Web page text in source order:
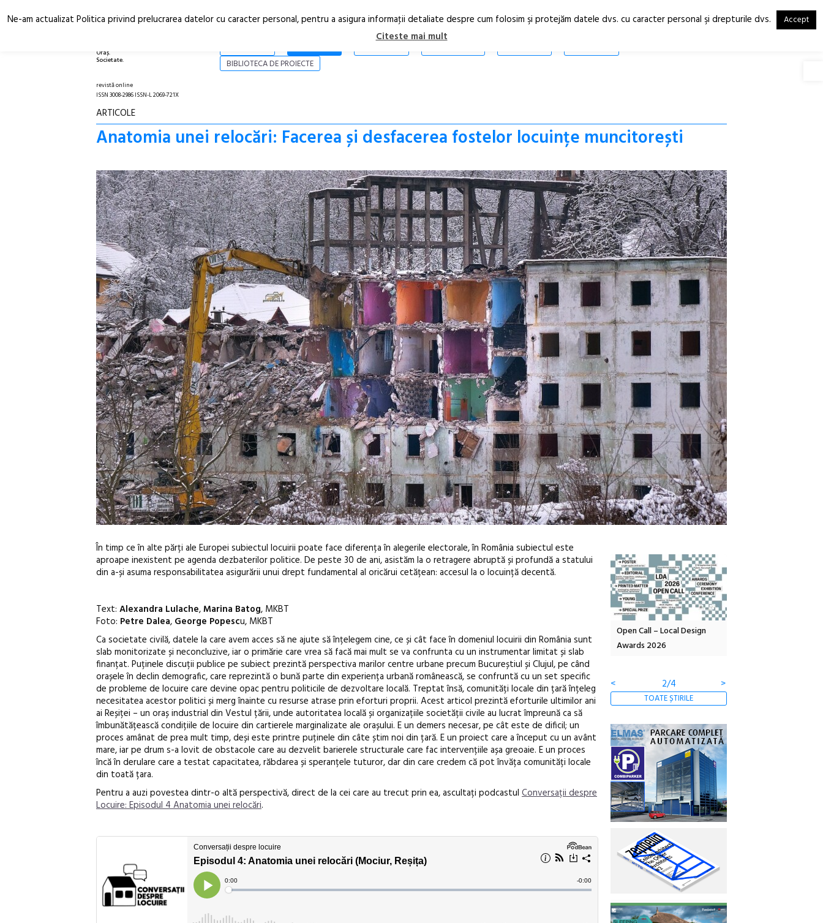
Oraș.
Societate.
RO
EN
ARTICOLE
BIBLIOTECA DE PROIECTE
revistă online
ISSN 3008-2986 ISSN-L 2069-721X
ARTICOLE
Anatomia unei relocări: Facerea și desfacerea fostelor locuințe muncitorești
În timp ce în alte părți ale Europei subiectul locuirii poate face diferența în alegerile electorale, în România subiectul este
aproape inexistent pe agenda dezbaterilor politice. De peste 30 de ani, asistăm la o retragere abruptă și profundă a statului
din a-și asuma responsabilitatea asigurării unui drept fundamental al oricărui cetățean: accesul la o locuință decentă.
Text: Alexandra Lulache,Marina Batog, MKBT
Foto: Petre Dalea, George Popescu, MKBT
Ca societate civilă, datele la care avem acces să ne ajute să înțelegem cine, ce și cât face în domeniul locuirii din România sunt
slab monitorizate și neconcluzive, iar o primărie care vrea să facă mai mult se va confrunta cu un instrumentar limitat și slab
finanțat. Puținele discuții publice pe subiect prezintă perspectiva marilor centre urbane precum Bucureștiul și Clujul, pe când
orașele în declin demografic, care reprezintă o bună parte din experiența urbană românească, se confruntă cu un set specific
de probleme de locuire care devine opac pentru politicile de dezvoltare locală. Treptat însă, comunități locale din țară înțeleg
necesitatea acestor politici și merg înainte cu resurse atrase prin eforturi proprii. Acest articol prezintă eforturile ultimilor ani
ai Reșiței – un oraș industrial din Vestul țării, unde autoritatea locală și organizațiile societății civile au lucrat împreună ca să
îmbunătățească condițiile de locuire din cartierele marginalizate ale orașului. E un demers necesar, pe cât este de dificil; un
proces amânat de prea mult timp, deși este printre puținele din câte știm noi din țară. E un proiect care a început cu un avânt
mare, iar pe drum s-a lovit de obstacole care au dezvelit barierele structurale care fac intervențiile așa greoaie. E un proces
încă în derulare care a testat capacitatea, răbdarea și speranțele tuturor, dar din care credem că pot învăța comunități locale
din toată țara.
Pentru a auzi povestea dintr-o altă perspectivă, direct de la cei care au trecut prin ea, ascultați podcastul Conversații despre
Locuire: Episodul 4 Anatomia unei relocări.
Awards 2026
Anuala de artă urbană
Artown NOW #5:
<
3/4 >
TOATE ȘTIRILE
Ne-am actualizat Politica privind prelucrarea datelor cu caracter personal, pentru a asigura informaţii detaliate despre cum folosim şi protejăm datele dvs. cu caracter personal şi drepturile dvs. Accept
Citeste mai mult